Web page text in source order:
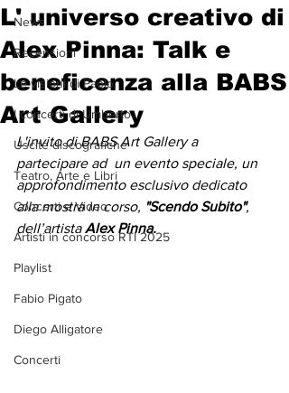
News
Recensioni
Le visioni di Paolo
I concerti di Umberto
Uscite discografiche
Teatro, Arte e Libri
Concerti e Video
Artisti in concorso RTI 2025
Playlist
Fabio Pigato
Diego Alligatore
Concerti
L' universo creativo di
Alex Pinna: Talk e
beneficenza alla BABS
Art Gallery
L'invito di BABS Art Gallery a
partecipare ad  un evento speciale, un
approfondimento esclusivo dedicato
alla mostra in corso, "Scendo Subito",
dell’artista Alex Pinna.